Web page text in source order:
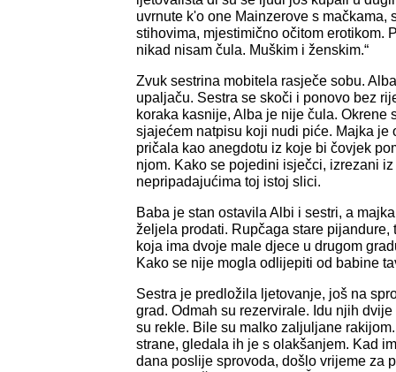
uvrnute k'o one Mainzerove s mačkama,
stihovima, mjestimično očitom erotikom.
nikad nisam čula. Muškim i ženskim.“
Zvuk sestrina mobitela rasječe sobu.
upaljaču. Sestra se skoči i ponovo bez
koraka kasnije, Alba je nije čula. Okrene
sjajećem natpisu koji nudi piće. Majka je
pričala kao anegdotu iz koje bi čovjek
njom. Kako se pojedini isječci, izrezani
nepripadajućima toj istoj slici.
Baba je stan ostavila Albi i sestri, a
željela prodati. Rupčaga stare pijandure,
koja ima dvoje male djece u drugom
Kako se nije mogla odlijepiti od babine
Sestra je predložila ljetovanje, još na
grad. Odmah su rezervirale. Idu njih
su rekle. Bile su malko zaljuljane
strane, gledala ih je s olakšanjem. Kad
dana poslije sprovoda, došlo vrijeme za